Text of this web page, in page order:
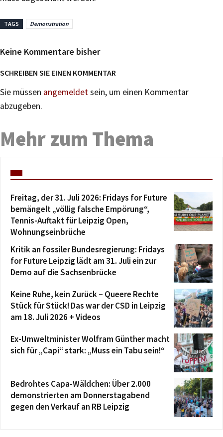
TAGS Demonstration
Keine Kommentare bisher
SCHREIBEN SIE EINEN KOMMENTAR
Sie müssen angemeldetsein, um einen Kommentar
abzugeben.
Mehr zum Thema
Freitag, der 31. Juli 2026: Fridays for Future
bemängelt „völlig falsche Empörung“,
Tennis-Auftakt für Leipzig Open,
Wohnungseinbrüche
Kritik an fossiler Bundesregierung: Fridays
for Future Leipzig lädt am 31. Juli ein zur
Demo auf die Sachsenbrücke
Keine Ruhe, kein Zurück – Queere Rechte
Stück für Stück! Das war der CSD in Leipzig
am 18. Juli 2026 + Videos
Ex-Umweltminister Wolfram Günther macht
sich für „Capi“ stark: „Muss ein Tabu sein!“
Bedrohtes Capa-Wäldchen: Über 2.000
demonstrierten am Donnerstagabend
gegen den Verkauf an RB Leipzig